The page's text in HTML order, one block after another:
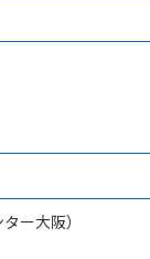
ー大阪）